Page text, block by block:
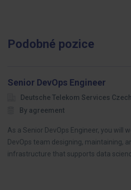
Podobné pozice
Senior DevOps Engineer
Deutsche Telekom Services
By agreement
As a Senior DevOps Engineer, you will
DevOps team designing, maintaining,
infrastructure that supports data